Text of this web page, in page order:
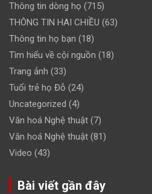
Thông tin dòng họ (715)
THÔNG TIN HAI CHIỀU (63)
Thông tin họ bạn (18)
Tìm hiểu về cội nguồn (18)
Trang ảnh (33)
Tuổi trẻ họ Đỗ (24)
Uncategorized (4)
Văn hoá Nghệ thuật (7)
Văn hoá Nghệ thuật (81)
Video (43)
Bài viết gần đây